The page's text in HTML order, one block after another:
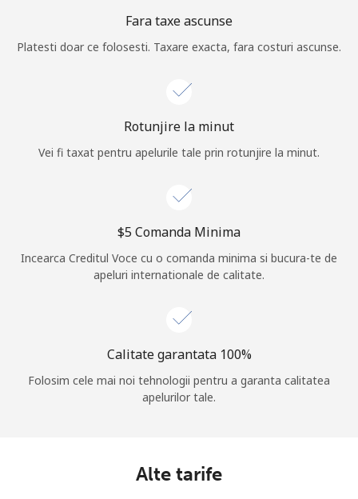
Fara taxe ascunse
Platesti doar ce folosesti. Taxare exacta, fara costuri ascunse.
Rotunjire la minut
Vei fi taxat pentru apelurile tale prin rotunjire la minut.
⁦$5⁩ Comanda Minima
Incearca Creditul Voce cu o comanda minima si bucura-te de
apeluri internationale de calitate.
Calitate garantata 100%
Folosim cele mai noi tehnologii pentru a garanta calitatea
apelurilor tale.
Alte tarife